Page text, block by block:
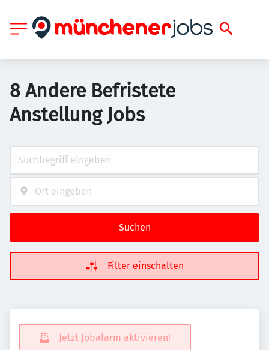
8 Andere Befristete
Anstellung Jobs
Suchen
Filter einschalten
Jetzt Jobalarm aktivieren!